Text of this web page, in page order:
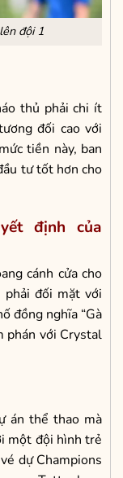
đội 1
thủ phải chi ít
đối cao với
tiền này, ban
tư tốt hơn cho
định của
cánh cửa cho
phải đối mặt với
đồng nghĩa “Gà
phán với Crystal
án thể thao mà
một đội hình trẻ
dự Champions